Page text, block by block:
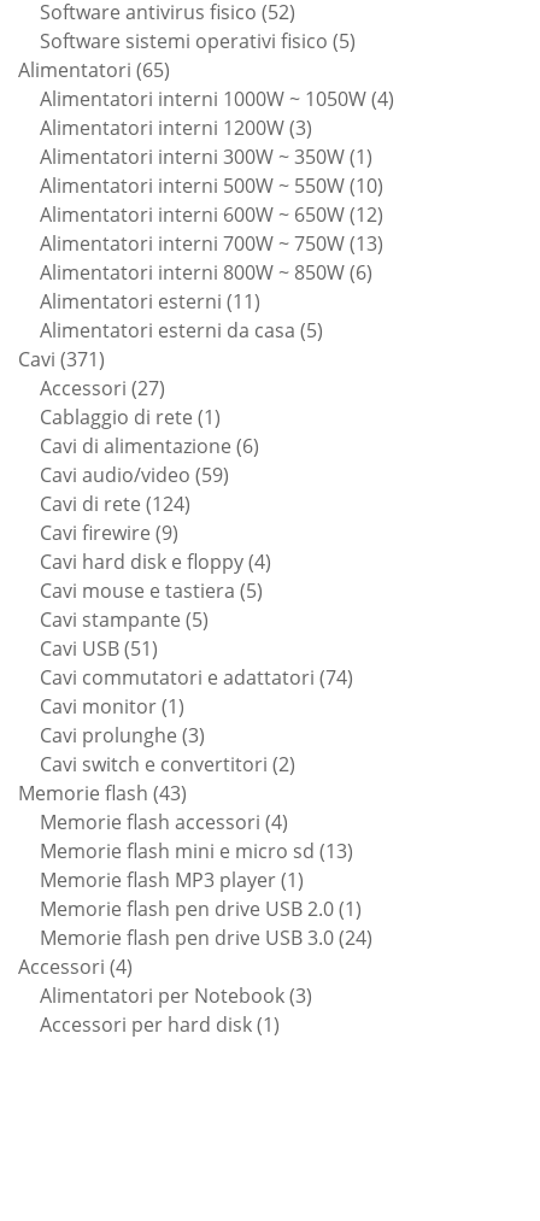
Software antivirus fisico 5252
prodotti
Software sistemi operativi fisico 55
Alimentatori 6565
prodotti
Alimentatori interni 1000W ~ 1050W 44
Alimentatori interni 1200W 33
prodotti
Alimentatori interni 300W ~ 350W 11
prodotto
Alimentatori interni 500W ~ 550W 1010
prodotti
Alimentatori interni 600W ~ 650W 1212
prodotti
Alimentatori interni 700W ~ 750W 1313
Alimentatori interni 800W ~ 850W 66
Alimentatori esterni 1111
prodotti
Alimentatori esterni da casa 55
Cavi 371371
prodotti
Accessori 2727
prodotti
Cablaggio di rete 11
prodotto
Cavi di alimentazione 66
Cavi audio/video 5959
Cavi di rete 124124
Cavi firewire 99
prodotti
Cavi hard disk e floppy 44
Cavi mouse e tastiera 55
Cavi stampante 55
Cavi USB 5151
prodotti
Cavi commutatori e adattatori 7474
Cavi monitor 11
prodotto
Cavi prolunghe 33
prodotti
Cavi switch e convertitori 22
Memorie flash 4343
prodotti
Memorie flash accessori 44
prodotti
Memorie flash mini e micro sd 1313
Memorie flash MP3 player 11
prodotto
Memorie flash pen drive USB 2.0 11
prodotto
Memorie flash pen drive USB 3.0 2424
Accessori 44
prodotti
Alimentatori per Notebook 33
Accessori per hard disk 11